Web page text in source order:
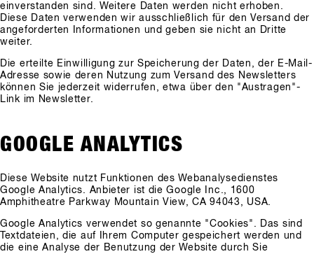
einverstanden sind. Weitere Daten werden nicht erhoben.
Diese Daten verwenden wir ausschließlich für den Versand der
angeforderten Informationen und geben sie nicht an Dritte
weiter.
Die erteilte Einwilligung zur Speicherung der Daten, der E-Mail-
Adresse sowie deren Nutzung zum Versand des Newsletters
können Sie jederzeit widerrufen, etwa über den "Austragen"-
Link im Newsletter.
GOOGLE ANALYTICS
Diese Website nutzt Funktionen des Webanalysedienstes
Google Analytics. Anbieter ist die Google Inc., 1600
Amphitheatre Parkway Mountain View, CA 94043, USA.
Google Analytics verwendet so genannte "Cookies". Das sind
Textdateien, die auf Ihrem Computer gespeichert werden und
die eine Analyse der Benutzung der Website durch Sie